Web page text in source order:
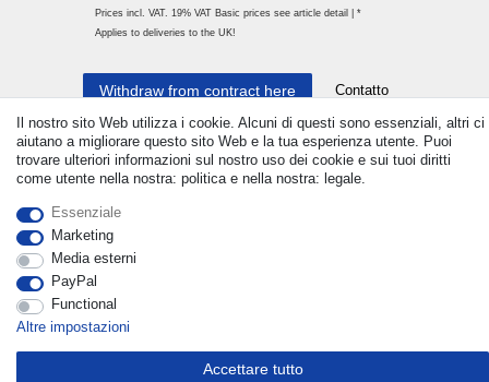
Prices incl. VAT. 19% VAT Basic prices see article detail | *
Applies to deliveries to the UK!
Il nostro sito Web utilizza i cookie. Alcuni di questi sono essenziali, altri ci
aiutano a migliorare questo sito Web e la tua esperienza utente. Puoi
trovare ulteriori informazioni sul nostro uso dei cookie e sui tuoi diritti
come utente nella nostra: politica e nella nostra: legale.
Essenziale
Marketing
Media esterni
PayPal
Functional
Altre impostazioni
Accettare tutto
Withdraw from contract here Contatto